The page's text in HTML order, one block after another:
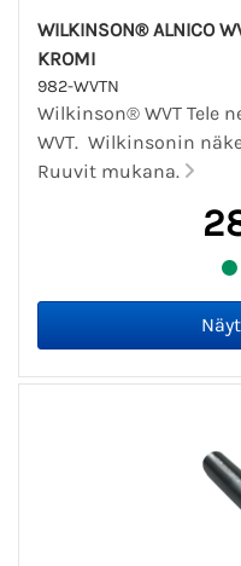
WILKINSON® ALNICO
KROMI
982-WVTN
Wilkinson® WVT Tele
WVT. Wilkinsonin
Ruuvit mukana.